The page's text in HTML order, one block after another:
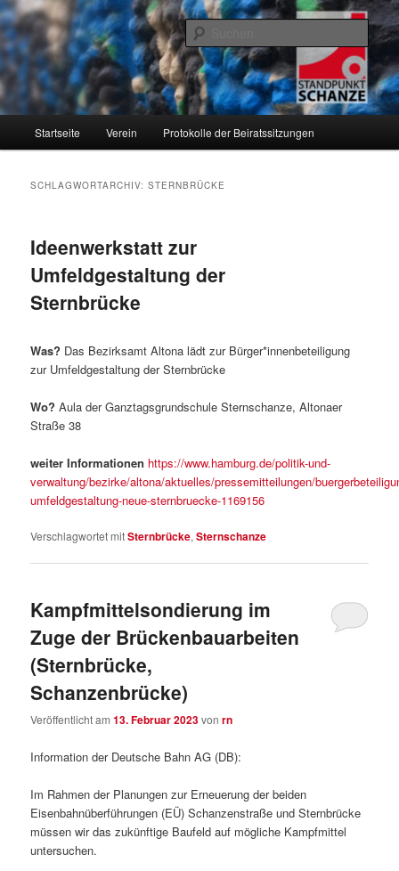
Zum
primären
Inhalt
springen
Zum
sekundären
Inhalt
springenStandpunkt.Schanze e.V.
Informationen über den Standpunkt.Schanze e.V. und den Hamburger
Stadtteil Sternschanze
Startseite Verein Protokolle der Beiratssitzungen
SCHLAGWORTARCHIV:STERNBRÜCKE
Ideenwerkstatt zur
Umfeldgestaltung der
Sternbrücke
Was? Das Bezirksamt Altona lädt zur Bürger*innenbeteiligung
zur Umfeldgestaltung der Sternbrücke
Wo?Aula der Ganztagsgrundschule Sternschanze, Altonaer
Straße 38
weiter Informationen https://www.hamburg.de/politik-und-
verwaltung/bezirke/altona/aktuelles/pressemitteilungen/
umfeldgestaltung-neue-sternbruecke-1169156
Verschlagwortet mitSternbrücke,Sternschanze
Kampfmittelsondierung im
Zuge der Brückenbauarbeiten
(Sternbrücke,
Schanzenbrücke)
Veröffentlicht am13. Februar 2023vonrn
Information der Deutsche Bahn AG (DB):
Im Rahmen der Planungen zur Erneuerung der beiden
Eisenbahnüberführungen (EÜ) Schanzenstraße und Sternbrücke
müssen wir das zukünftige Baufeld auf mögliche Kampfmittel
untersuchen.